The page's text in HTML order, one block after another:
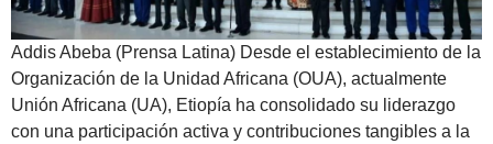
Addis Abeba (Prensa Latina) Desde el establecimiento de la
Organización de la Unidad Africana (OUA), actualmente
Unión Africana (UA), Etiopía ha consolidado su liderazgo
con una participación activa y contribuciones tangibles a la